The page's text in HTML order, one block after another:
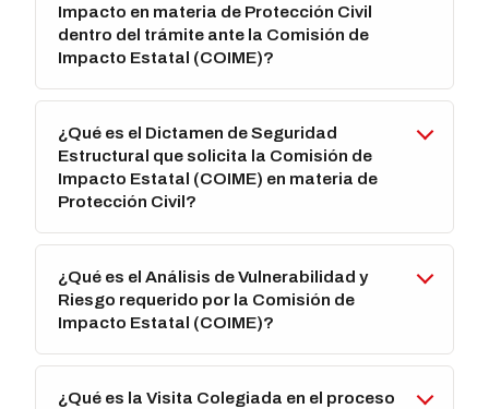
Impacto en materia de Protección Civil
dentro del trámite ante la Comisión de
Impacto Estatal (COIME)?
¿Qué es el Dictamen de Seguridad
Estructural que solicita la Comisión de
Impacto Estatal (COIME) en materia de
Protección Civil?
¿Qué es el Análisis de Vulnerabilidad y
Riesgo requerido por la Comisión de
Impacto Estatal (COIME)?
¿Qué es la Visita Colegiada en el proceso